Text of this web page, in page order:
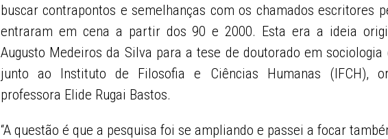
buscar contrapontos e semelhanças com os chamados escritores
entraram em cena a partir dos 90 e 2000. Esta era a ideia
Augusto Medeiros da Silva para a tese de doutorado em sociologia
junto ao Instituto de Filosofia e Ciências Humanas (IFCH),
professora Elide Rugai Bastos.
“A questão é que a pesquisa foi se ampliando e passei a focar